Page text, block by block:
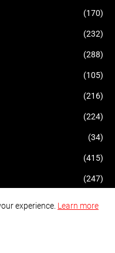
(170)
(232)
(288)
(105)
(216)
(224)
(34)
(415)
(247)
experience. Learn more